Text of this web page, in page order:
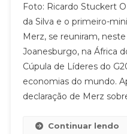
Foto: Ricardo Stuckert
da Silva e o primeiro-
Merz, se reuniram,
Joanesburgo, na África
Cúpula de Líderes do
economias do mundo.
declaração de Merz
Continuar lendo